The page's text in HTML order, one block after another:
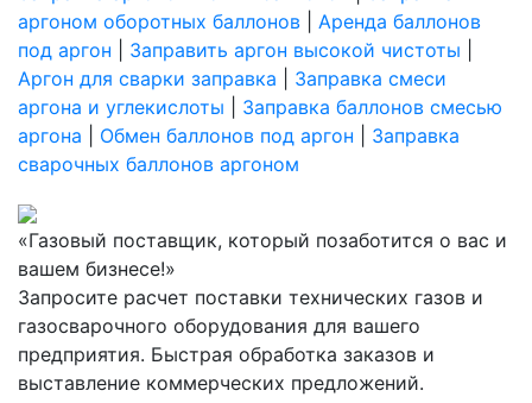
аргоном оборотных баллонов
Аренда баллонов
под аргон
Заправить аргон высокой чистоты
Аргон для сварки заправка
Заправка смеси
аргона и углекислоты
Заправка баллонов смесью
аргона
Обмен баллонов под аргон
Заправка
сварочных баллонов аргоном
«Газовый поставщик, который позаботится о вас и
вашем бизнесе!»
Запросите расчет поставки технических газов и
газосварочного оборудования для вашего
предприятия. Быстрая обработка заказов и
выставление коммерческих предложений.